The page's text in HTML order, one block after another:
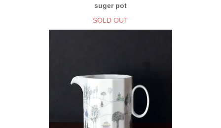
suger pot
SOLD OUT